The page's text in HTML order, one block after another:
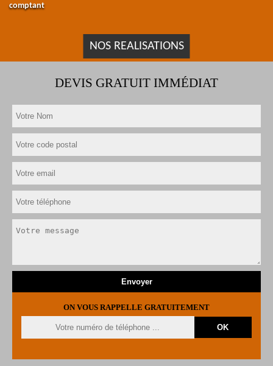
comptant
NOS REALISATIONS
DEVIS GRATUIT IMMÉDIAT
ON VOUS RAPPELLE GRATUITEMENT